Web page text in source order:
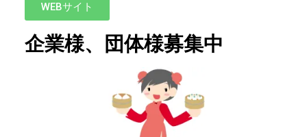
WEBサイト
企業様、団体様募集中